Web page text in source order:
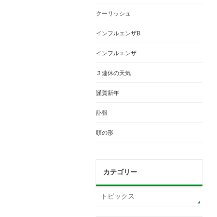
クーリッシュ
インフルエンザB
インフルエンザ
３連休の天気
謹賀新年
訃報
頭の形
カテゴリー
トピックス